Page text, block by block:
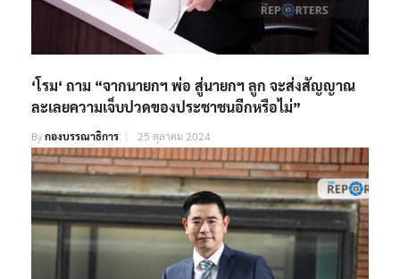
‘โรม‘ ถาม “จากนายกฯ พ่อ สู่นายกฯ ลูก จะส่งสัญญาณ
ละเลยความเจ็บปวดของประชาชนอีกหรือไม่”
Byกองบรรณาธิการ 25 ตุลาคม 2024